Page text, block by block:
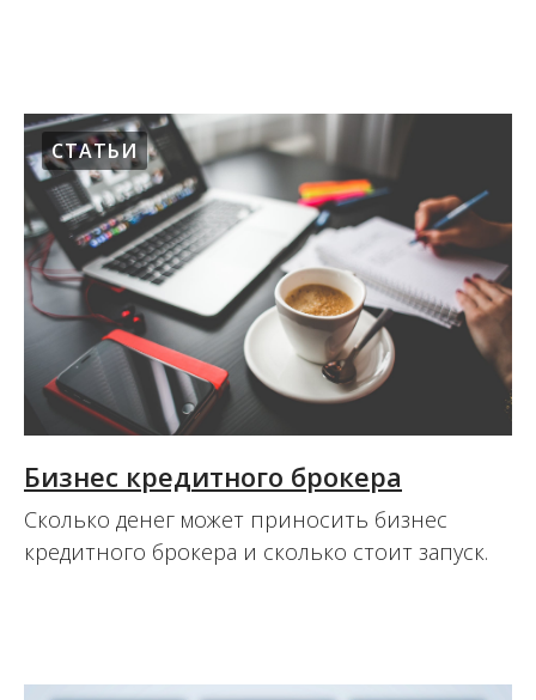
СТАТЬИ
Бизнес кредитного брокера
Сколько денег может приносить бизнес
кредитного брокера и сколько стоит запуск.